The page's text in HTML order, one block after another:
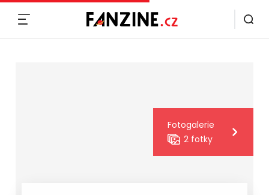
Fotogalerie
2 fotky